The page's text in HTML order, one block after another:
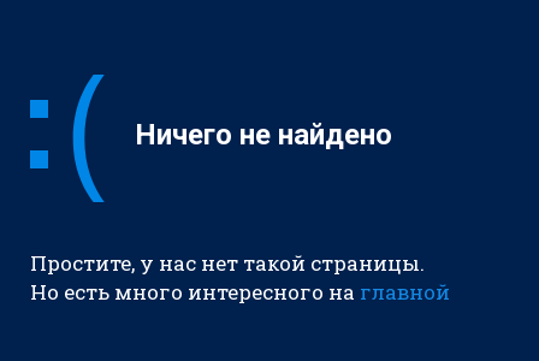
Ничего не найдено
Простите, у нас нет такой страницы.
Но есть много интересного на главной